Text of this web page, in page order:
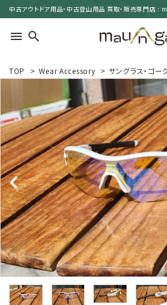
中古アウトドア用品・中古登山用品 買取・販売専門店 :
menu search
search
カテゴリーで選ぶ
サイズで選ぶ
特集で選ぶ
価格で選ぶ
買取案内
レンタル・修理
TOP > Wear Accessory > サングラス・ゴー